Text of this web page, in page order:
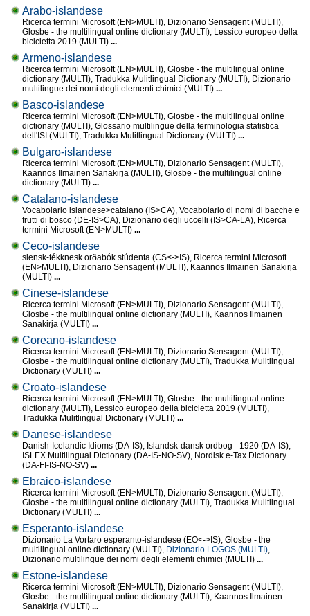
Arabo-islandese
Ricerca termini Microsoft (EN>MULTI), Dizionario Sensagent (MULTI),
Glosbe - the multilingual online dictionary (MULTI), Lessico europeo della
bicicletta 2019 (MULTI) ...
Armeno-islandese
Ricerca termini Microsoft (EN>MULTI), Glosbe - the multilingual online
dictionary (MULTI), Tradukka Mulitlingual Dictionary (MULTI), Dizionario
multilingue dei nomi degli elementi chimici (MULTI) ...
Basco-islandese
Ricerca termini Microsoft (EN>MULTI), Glosbe - the multilingual online
dictionary (MULTI), Glossario multilingue della terminologia statistica
dell'ISI (MULTI), Tradukka Mulitlingual Dictionary (MULTI) ...
Bulgaro-islandese
Ricerca termini Microsoft (EN>MULTI), Dizionario Sensagent (MULTI),
Kaannos Ilmainen Sanakirja (MULTI), Glosbe - the multilingual online
dictionary (MULTI) ...
Catalano-islandese
Vocabolario islandese>catalano (IS>CA), Vocabolario di nomi di bacche e
frutti di bosco (DE-IS>CA), Dizionario degli uccelli (IS>CA-LA), Ricerca
termini Microsoft (EN>MULTI) ...
Ceco-islandese
slensk-tékknesk orðabók stúdenta (CS<->IS), Ricerca termini Microsoft
(EN>MULTI), Dizionario Sensagent (MULTI), Kaannos Ilmainen Sanakirja
(MULTI) ...
Cinese-islandese
Ricerca termini Microsoft (EN>MULTI), Dizionario Sensagent (MULTI),
Glosbe - the multilingual online dictionary (MULTI), Kaannos Ilmainen
Sanakirja (MULTI) ...
Coreano-islandese
Ricerca termini Microsoft (EN>MULTI), Dizionario Sensagent (MULTI),
Glosbe - the multilingual online dictionary (MULTI), Tradukka Mulitlingual
Dictionary (MULTI) ...
Croato-islandese
Ricerca termini Microsoft (EN>MULTI), Glosbe - the multilingual online
dictionary (MULTI), Lessico europeo della bicicletta 2019 (MULTI),
Tradukka Mulitlingual Dictionary (MULTI) ...
Danese-islandese
Danish-Icelandic Idioms (DA-IS), Islandsk-dansk ordbog - 1920 (DA-IS),
ISLEX Multilingual Dictionary (DA-IS-NO-SV), Nordisk e-Tax Dictionary
(DA-FI-IS-NO-SV) ...
Ebraico-islandese
Ricerca termini Microsoft (EN>MULTI), Dizionario Sensagent (MULTI),
Glosbe - the multilingual online dictionary (MULTI), Tradukka Mulitlingual
Dictionary (MULTI) ...
Esperanto-islandese
Dizionario La Vortaro esperanto-islandese (EO<->IS), Glosbe - the
multilingual online dictionary (MULTI), Dizionario LOGOS (MULTI),
Dizionario multilingue dei nomi degli elementi chimici (MULTI) ...
Estone-islandese
Ricerca termini Microsoft (EN>MULTI), Dizionario Sensagent (MULTI),
Glosbe - the multilingual online dictionary (MULTI), Kaannos Ilmainen
Sanakirja (MULTI) ...